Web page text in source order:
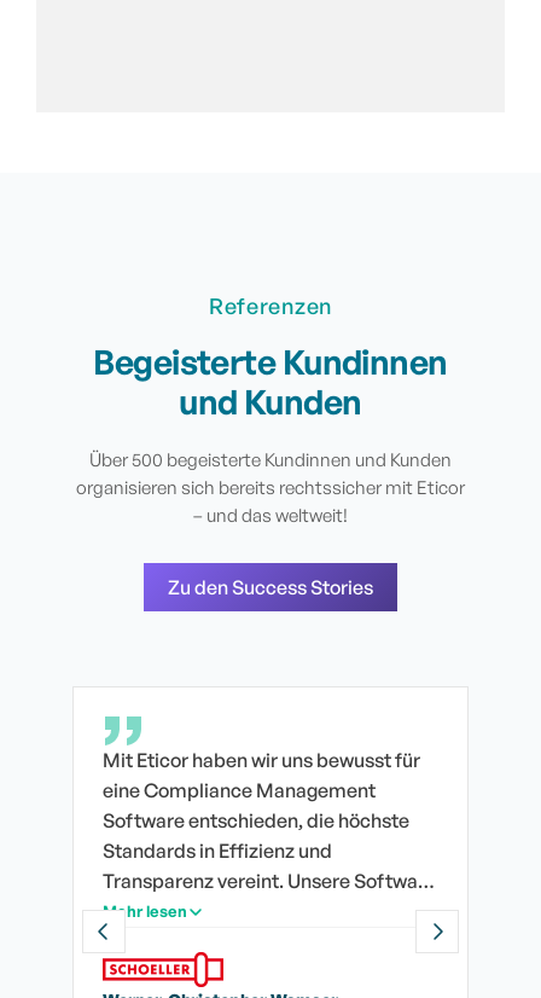
Referenzen
Begeisterte Kundinnen
und Kunden
Über 500 begeisterte Kundinnen und Kunden
organisieren sich bereits rechtssicher mit Eticor
– und das weltweit!
Zu den Success Stories
wir uns bewusst für
Management
die höchste
und
Unsere Software
uns, rechtliche
transparent und
Unternehmen zu
Für uns ist Compliance nicht
Aufgabe einer Abteilung,
Führungsprinzip – vom
jede operative Einheit.